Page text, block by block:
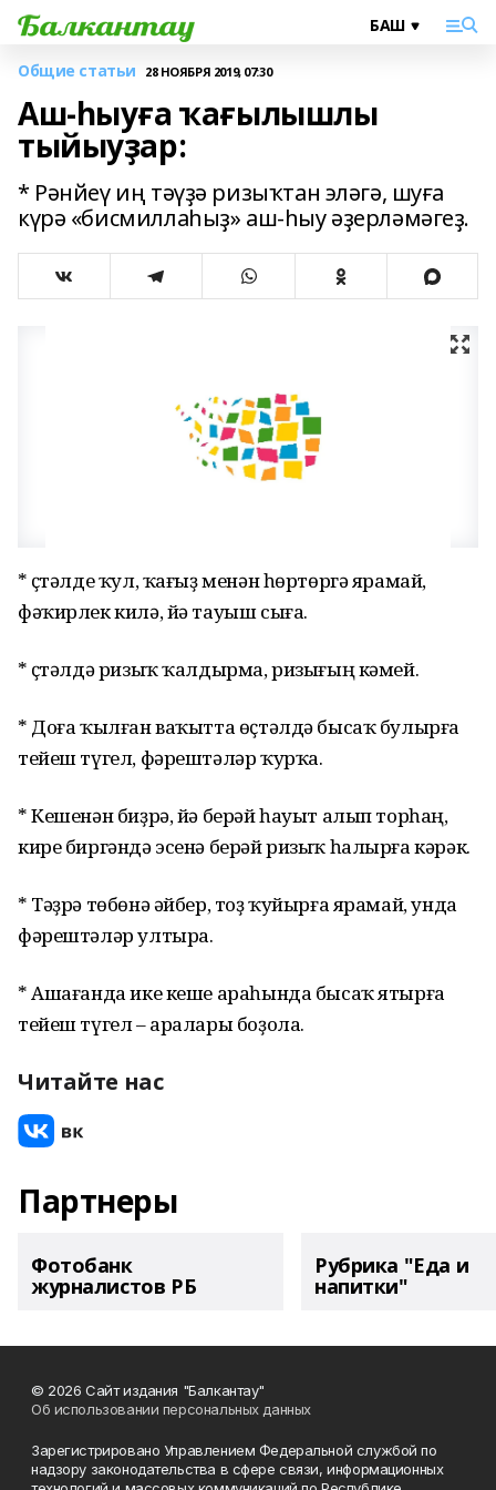
Общие статьи 28 НОЯБРЯ 2019, 07:30
Аш-һыуға ҡағылышлы
тыйыуҙар:
* Рәнйеү иң тәүҙә ризыҡтан эләгә, шуға
күрә «бисмиллаһыҙ» аш-һыу әҙерләмәгеҙ.
* Өҫтәлде ҡул, ҡағыҙ менән һөртөргә ярамай,
фәҡирлек килә, йә тауыш сыға.
* Өҫтәлдә ризыҡ ҡалдырма, ризығың кәмей.
* Доға ҡылған ваҡытта өҫтәлдә бысаҡ булырға
тейеш түгел, фәрештәләр ҡурҡа.
* Кешенән биҙрә, йә берәй һауыт алып торһаң,
кире биргәндә эсенә берәй ризыҡ һалырға кәрәк.
* Тәҙрә төбөнә әйбер, тоҙ ҡуйырға ярамай, унда
фәрештәләр ултыра.
* Ашағанда ике кеше араһында бысаҡ ятырға
тейеш түгел – аралары боҙола.
Читайте нас
Партнеры
Фотобанк
журналистов РБ
Рубрика "Еда и
напитки"
© 2026 Сайт издания "Балкантау"
Об использовании персональных данных
Зарегистрировано Управлением Федеральной службой по
надзору законодательства в сфере связи, информационных